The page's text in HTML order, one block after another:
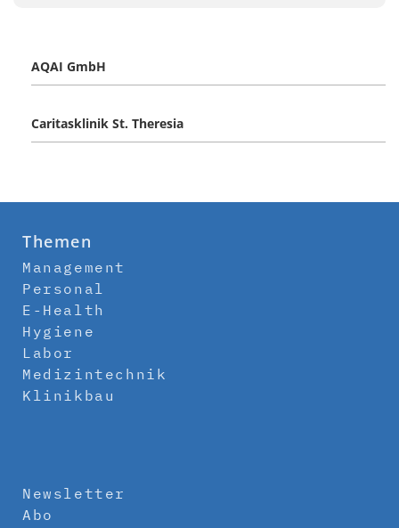
AQAI GmbH
Caritasklinik St. Theresia
Themen
Management
Personal
E-Health
Hygiene
Labor
Medizintechnik
Klinikbau
Newsletter
Abo